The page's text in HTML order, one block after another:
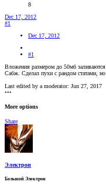
8
Dec 17, 2012
#1
Dec 17, 2012
#1
Вложения размером до 50мб
Сабж. Сделал пухи с рандом статами, но
Last edited by a moderator: Jun 27, 2017
•••
More options
Share
Электрон
Большой Электрон